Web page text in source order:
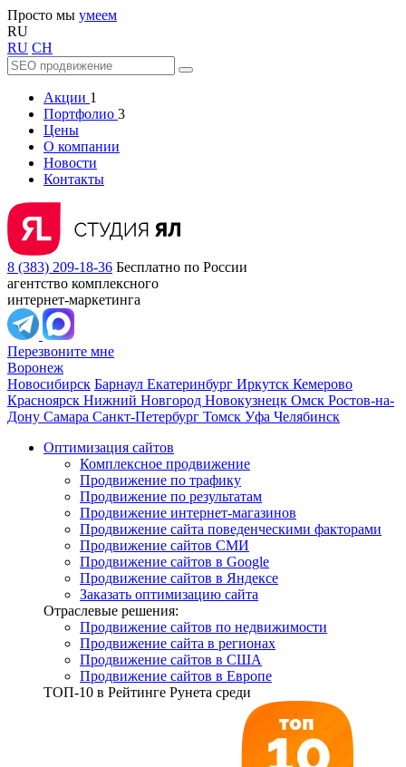
Просто мы умеем
RU
RU CH
Акции 1
Портфолио 3
Цены
О компании
Новости
Контакты
8 (383) 209-18-36 Бесплатно по России
агентство комплексного
интернет-маркетинга
Перезвоните мне
Воронеж
Новосибирск Барнаул Екатеринбург Иркутск Кемерово
Красноярск Нижний Новгород Новокузнецк Омск Ростов-на-
Дону Самара Санкт-Петербург Томск Уфа Челябинск
Оптимизация сайтов
Комплексное продвижение
Продвижение по трафику
Продвижение по результатам
Продвижение интернет-магазинов
Продвижение сайта поведенческими факторами
Продвижение сайтов СМИ
Продвижение сайтов в Google
Продвижение сайтов в Яндексе
Заказать оптимизацию сайта
Отраслевые решения:
Продвижение сайтов по недвижимости
Продвижение сайта в регионах
Продвижение сайтов в США
Продвижение сайтов в Европе
ТОП-10 в Рейтинге Рунета среди